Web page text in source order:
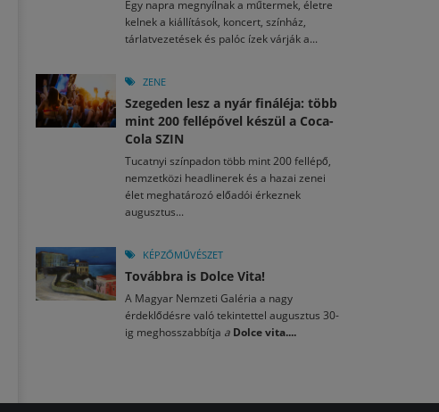
Egy napra megnyílnak a műtermek, életre
kelnek a kiállítások, koncert, színház,
tárlatvezetések és palóc ízek várják a...
ZENE
Szegeden lesz a nyár fináléja: több
mint 200 fellépővel készül a Coca-
Cola SZIN
Tucatnyi színpadon több mint 200 fellépő,
nemzetközi headlinerek és a hazai zenei
élet meghatározó előadói érkeznek
augusztus...
KÉPZŐMŰVÉSZET
Továbbra is Dolce Vita!
A Magyar Nemzeti Galéria a nagy
érdeklődésre való tekintettel augusztus 30-
ig meghosszabbítja a Dolce vita....